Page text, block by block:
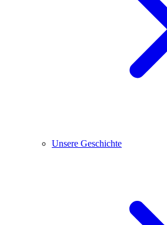
Unsere Geschichte